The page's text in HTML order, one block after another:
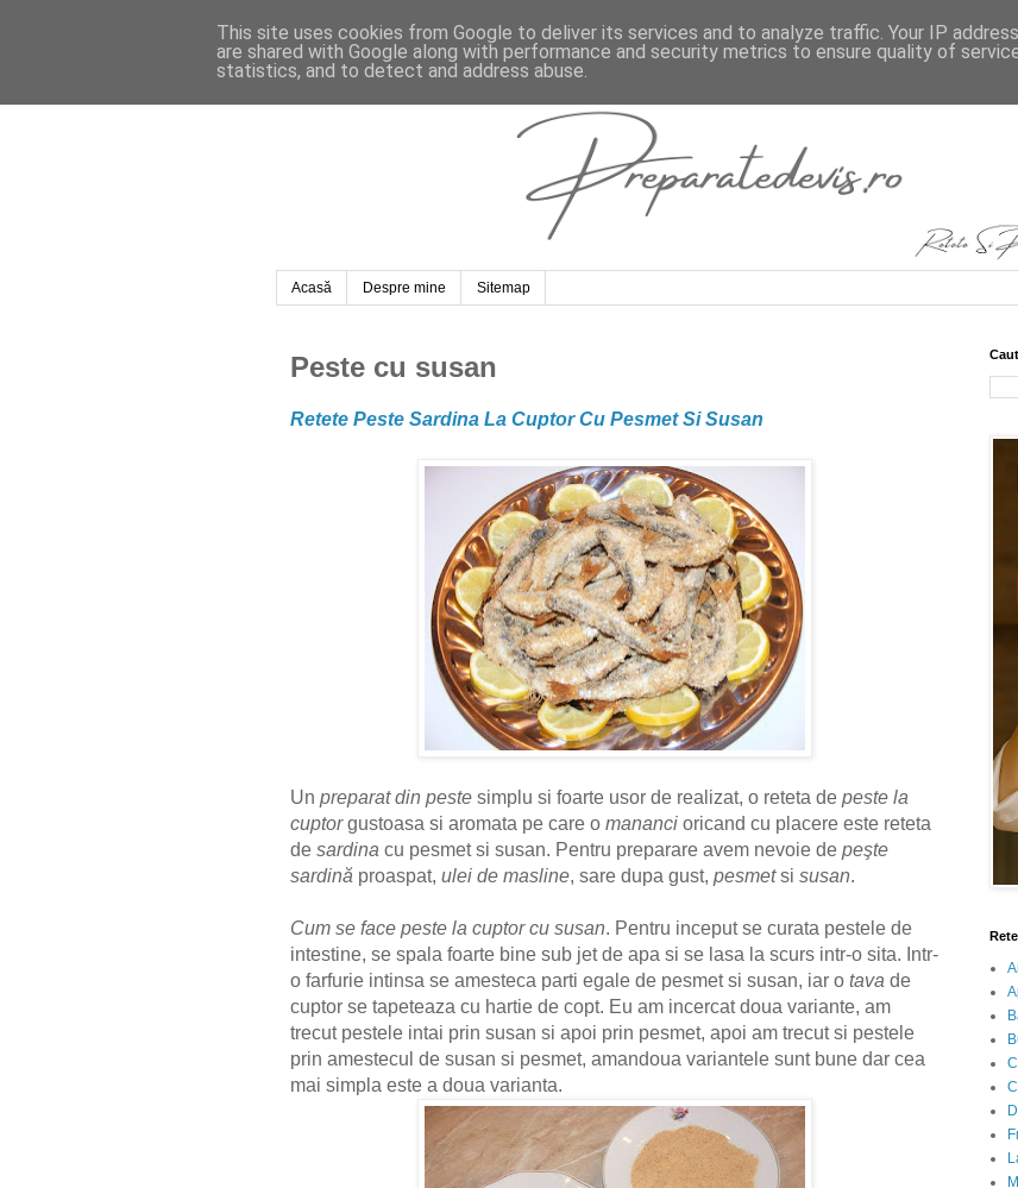
Acasă Despre mine Sitemap
Peste cu susan
Retete Peste Sardina La Cuptor Cu Pesmet Si Susan
Un preparat din peste simplu si foarte usor de realizat, o reteta de peste la
cuptorgustoasa si aromata pe care o mananci oricand cu placere este reteta
de sardina cu pesmet si susan. Pentru preparare avem nevoie de peşte
sardină proaspat, ulei de masline, sare dupa gust, pesmetsi susan.
Cum se face peste la cuptor cu susan. Pentru inceput se curata pestele de
intestine, se spala foarte bine sub jet de apa si se lasa la scurs intr-o sita. Intr-
o farfurie intinsa se amesteca parti egale de pesmet si susan, iar o tava de
cuptor se tapeteaza cu hartie de copt. Eu am incercat doua variante, am
trecut pestele intai prin susan si apoi prin pesmet, apoi am trecut si pestele
prin amestecul de susan si pesmet, amandoua variantele sunt bune dar cea
mai simpla este a doua varianta.
This site uses cookies from Google to deliver its services and to analyze traffic. Your IP
are shared with Google along with performance and security metrics to ensure quality of
statistics, and to detect and address abuse.